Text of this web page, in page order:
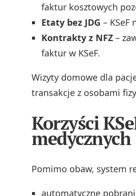
faktur kosztowych
Etaty bez JDG –
Kontrakty z NFZ –
faktur w KSeF.
Wizyty domowe dla
transakcje z osobami
Korzyści
medycznych
Pomimo obaw, system
automatyczne